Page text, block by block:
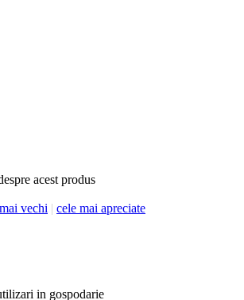
acest produs
vechi
cele mai apreciate
in gospodarie